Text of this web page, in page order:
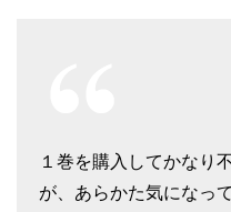
１巻を購入してかなり
が、あらかた気になっ